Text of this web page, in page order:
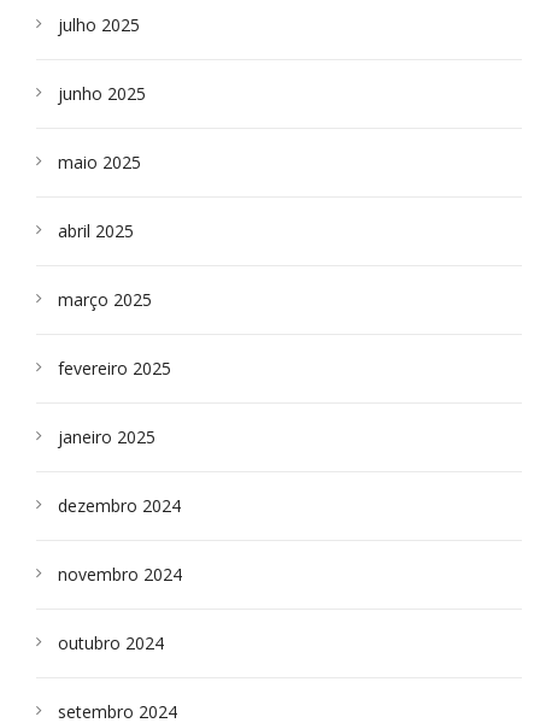
julho 2025
junho 2025
maio 2025
abril 2025
março 2025
fevereiro 2025
janeiro 2025
dezembro 2024
novembro 2024
outubro 2024
setembro 2024